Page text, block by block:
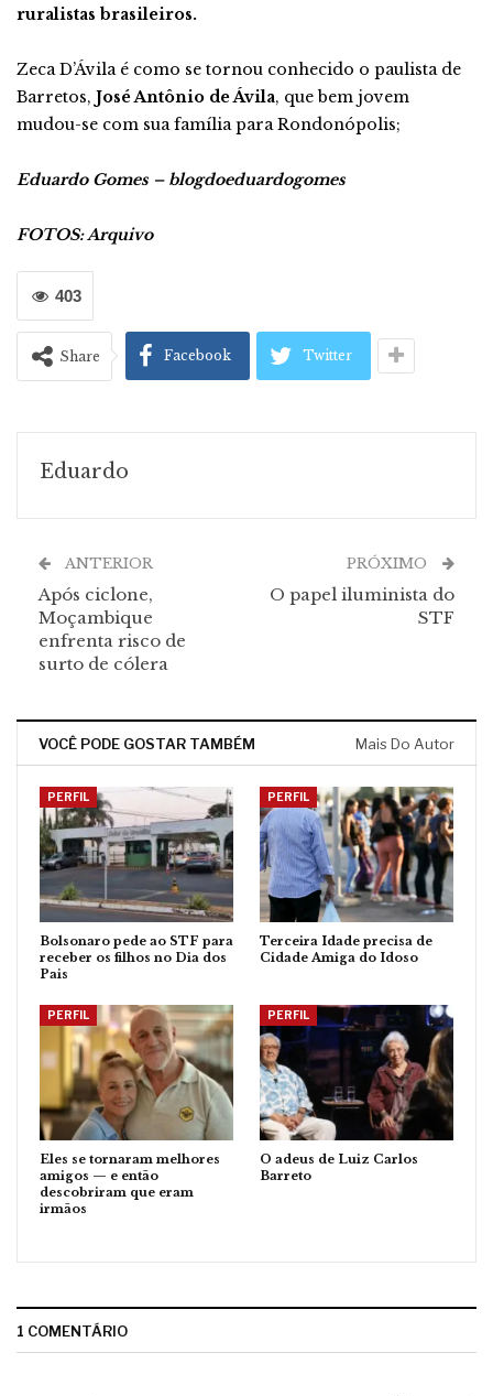
ruralistas brasileiros.
Zeca D’Ávila é como se tornou conhecido o paulista de
Barretos, José Antônio de Ávila, que bem jovem
mudou-se com sua família para Rondonópolis;
Eduardo Gomes – blogdoeduardogomes
FOTOS: Arquivo
403
Share Facebook Twitter
Eduardo
ANTERIOR
Após ciclone,
Moçambique
enfrenta risco de
surto de cólera
PRÓXIMO
O papel iluminista do
STF
VOCÊ PODE GOSTAR TAMBÉM Mais Do Autor
PERFIL
Bolsonaro pede ao STF para
receber os filhos no Dia dos
Pais
PERFIL
Terceira Idade precisa de
Cidade Amiga do Idoso
PERFIL
Eles se tornaram melhores
amigos — e então
descobriram que eram
irmãos
PERFIL
O adeus de Luiz Carlos
Barreto
1 COMENTÁRIO